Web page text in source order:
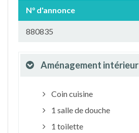
N° d'annonce
880835
Aménagement intérieur
Coin cuisine
1 salle de douche
1 toilette